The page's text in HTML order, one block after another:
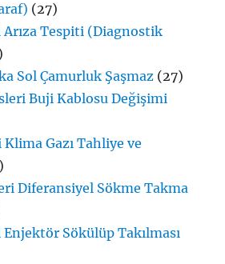
(27)
Tespiti (Diagnostik
Sol Çamurluk Şaşmaz (27)
Buji Kablosu Değişimi
Gazı Tahliye ve
Diferansiyel Sökme Takma
Sökülüp Takılması